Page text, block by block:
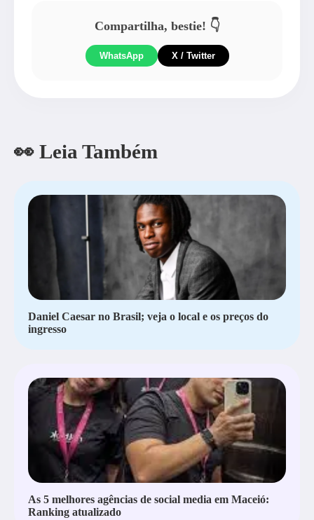
Compartilha, bestie! 👇
WhatsApp X / Twitter
👀 Leia Também
Daniel Caesar no Brasil; veja o local e os preços do
ingresso
As 5 melhores agências de social media em Maceió:
Ranking atualizado